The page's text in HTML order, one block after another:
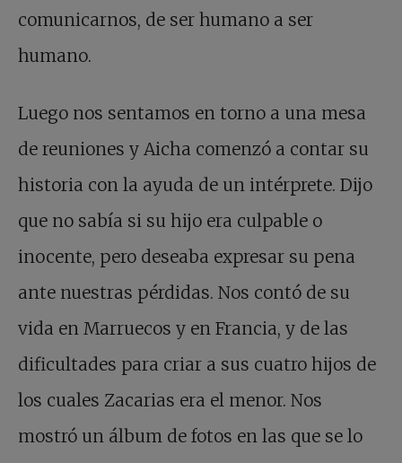
comunicarnos, de ser humano a ser
humano.
Luego nos sentamos en torno a una mesa
de reuniones y Aicha comenzó a contar su
historia con la ayuda de un intérprete. Dijo
que no sabía si su hijo era culpable o
inocente, pero deseaba expresar su pena
ante nuestras pérdidas. Nos contó de su
vida en Marruecos y en Francia, y de las
dificultades para criar a sus cuatro hijos de
los cuales Zacarias era el menor. Nos
mostró un álbum de fotos en las que se lo